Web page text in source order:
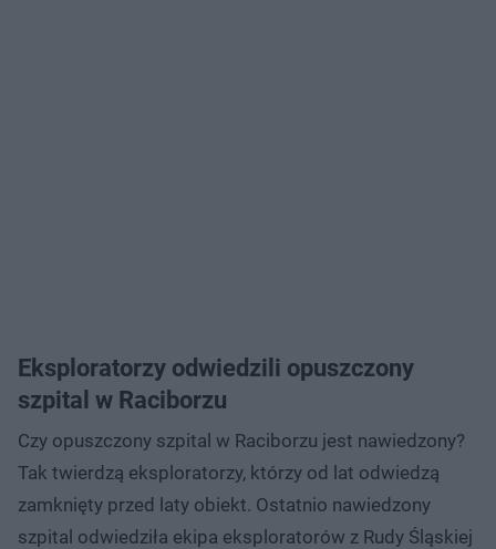
Eksploratorzy odwiedzili opuszczony
szpital w Raciborzu
Czy opuszczony szpital w Raciborzu jest nawiedzony?
Tak twierdzą eksploratorzy, którzy od lat odwiedzą
zamknięty przed laty obiekt. Ostatnio nawiedzony
szpital odwiedziła ekipa eksploratorów z Rudy Śląskiej